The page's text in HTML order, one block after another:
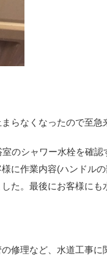
らなくなったので至急
のシャワー水栓を確
に作業内容(ハンドル
た。最後にお客様に
修理など、水道工事